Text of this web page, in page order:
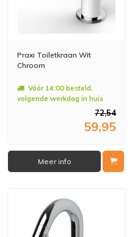
Praxi Toiletkraan Wit
Chroom
Vóór 14:00 besteld,
volgende werkdag in huis
72,54
59,95
Meer info